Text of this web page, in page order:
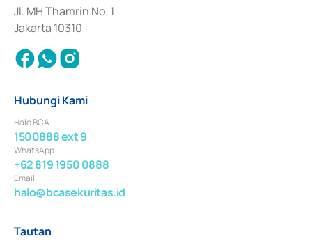
Jl. MH Thamrin No. 1
Jakarta 10310
Hubungi Kami
Halo BCA
1500888 ext 9
WhatsApp
+62 819 1950 0888
Email
halo@bcasekuritas.id
Tautan